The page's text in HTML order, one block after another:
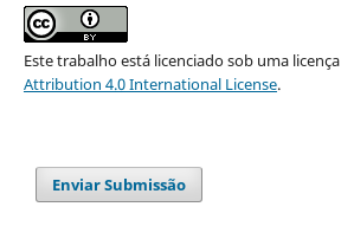
Este trabalho está licenciado sob uma licença
Attribution 4.0 International License.
Enviar Submissão